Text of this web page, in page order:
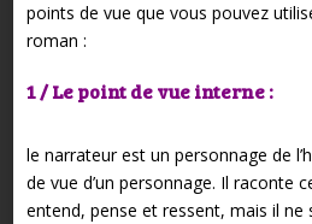
points de vue que vous pouvez
roman :
1 / Le point de vue interne :
le narrateur est un personnage de
de vue d’un personnage. Il raconte
entend, pense et ressent, mais il ne